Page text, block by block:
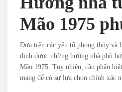
Mão 1975
Dựa trên các yếu tố phong thủy và
định được những hướng nhà phù
Mão 1975. Tuy nhiên, cần phân
mạng để có sự lựa chọn chính xác